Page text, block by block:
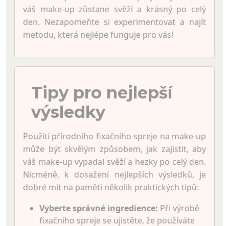
váš make-up zůstane svěží a krásný po celý
den. Nezapomeňte si experimentovat a najít
metodu, která nejlépe funguje pro vás!
Tipy pro nejlepší
výsledky
Použití přírodního fixačního spreje na make-up
může být skvělým způsobem, jak zajistit, aby
váš make-up vypadal svěží a hezky po celý den.
Nicméně, k dosažení nejlepších výsledků, je
dobré mít na paměti několik praktických tipů:
Vyberte správné ingredience: Při výrobě
fixačního spreje se ujistěte, že používáte